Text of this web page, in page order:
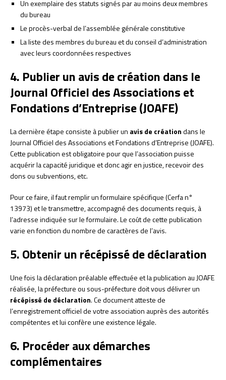
Un exemplaire des statuts signés par au moins deux membres
du bureau
Le procès-verbal de l’assemblée générale constitutive
La liste des membres du bureau et du conseil d’administration
avec leurs coordonnées respectives
4. Publier un avis de création dans le
Journal Officiel des Associations et
Fondations d’Entreprise (JOAFE)
La dernière étape consiste à publier un avis de créationdans le
Journal Officiel des Associations et Fondations d’Entreprise (JOAFE).
Cette publication est obligatoire pour que l’association puisse
acquérir la capacité juridique et donc agir en justice, recevoir des
dons ou subventions, etc.
Pour ce faire, il faut remplir un formulaire spécifique (Cerfa n°
13973) et le transmettre, accompagné des documents requis, à
l’adresse indiquée sur le formulaire. Le coût de cette publication
varie en fonction du nombre de caractères de l’avis.
5. Obtenir un récépissé de déclaration
Une fois la déclaration préalable effectuée et la publication au JOAFE
réalisée, la préfecture ou sous-préfecture doit vous délivrer un
récépissé de déclaration. Ce document atteste de
l’enregistrement officiel de votre association auprès des autorités
compétentes et lui confère une existence légale.
6. Procéder aux démarches
complémentaires